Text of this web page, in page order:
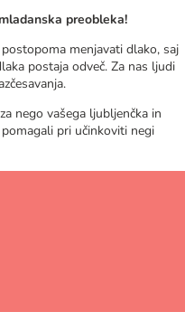
preobleka!
menjavati dlako, saj
postaja odveč. Za nas ljudi
nego vašega ljubljenčka in
pri učinkoviti negi